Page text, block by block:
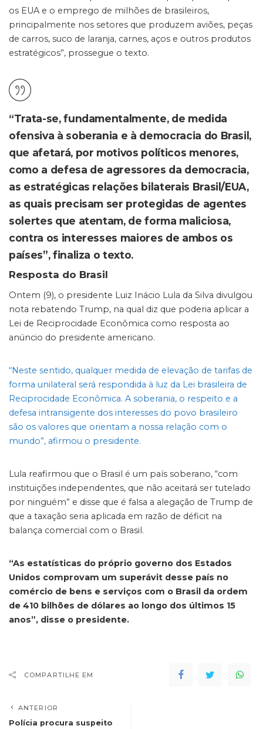
os EUA e o emprego de milhões de brasileiros,
principalmente nos setores que produzem aviões, peças
de carros, suco de laranja, carnes, aços e outros produtos
estratégicos”, prossegue o texto.
“Trata-se, fundamentalmente, de medida
ofensiva à soberania e à democracia do Brasil,
que afetará, por motivos políticos menores,
como a defesa de agressores da democracia,
as estratégicas relações bilaterais Brasil/EUA,
as quais precisam ser protegidas de agentes
solertes que atentam, de forma maliciosa,
contra os interesses maiores de ambos os
países”, finaliza o texto.
Resposta do Brasil
Ontem (9), o presidente Luiz Inácio Lula da Silva divulgou
nota rebatendo Trump, na qual diz que poderia aplicar a
Lei de Reciprocidade Econômica como resposta ao
anúncio do presidente americano.
“Neste sentido, qualquer medida de elevação de tarifas de
forma unilateral será respondida à luz da Lei brasileira de
Reciprocidade Econômica. A soberania, o respeito e a
defesa intransigente dos interesses do povo brasileiro
são os valores que orientam a nossa relação com o
mundo”, afirmou o presidente.
Lula reafirmou que o Brasil é um país soberano, “com
instituições independentes, que não aceitará ser tutelado
por ninguém” e disse que é falsa a alegação de Trump de
que a taxação seria aplicada em razão de déficit na
balança comercial com o Brasil.
“As estatísticas do próprio governo dos Estados
Unidos comprovam um superávit desse país no
comércio de bens e serviços com o Brasil da ordem
de 410 bilhões de dólares ao longo dos últimos 15
anos”, disse o presidente.
COMPARTILHE EM
ANTERIOR
Polícia procura suspeito